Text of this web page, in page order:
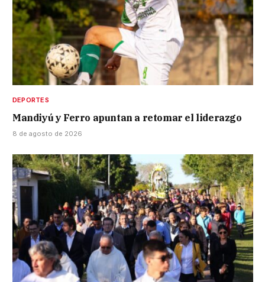
DEPORTES
Mandiyú y Ferro apuntan a retomar el liderazgo
8 de agosto de 2026